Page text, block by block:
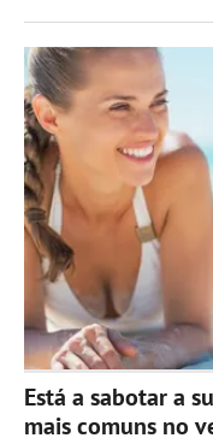
Está a sabotar a
mais comuns no